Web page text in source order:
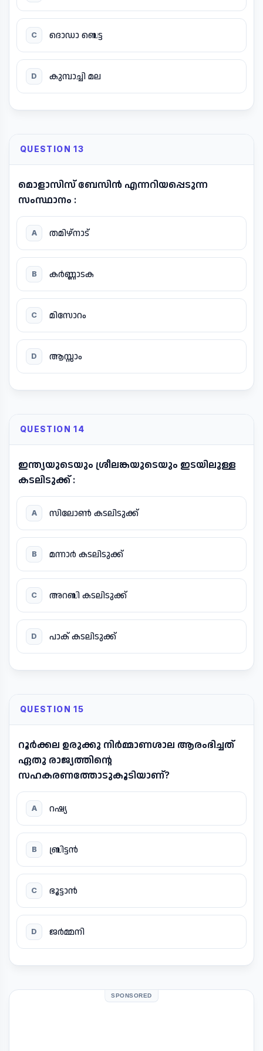
C ദൊഡാ ബെട്ട
D കുമ്പാച്ചി മല
QUESTION 13
മൊളാസിസ് ബേസിൻ എന്നറിയപ്പെടുന്ന
സംസ്ഥാനം :
A തമിഴ്നാട്
B കർണ്ണാടക
C മിസോറം
D ആസ്സാം
QUESTION 14
ഇന്ത്യയുടെയും ശ്രീലങ്കയുടെയും ഇടയിലുള്ള
കടലിടുക്ക് :
A സിലോൺ കടലിടുക്ക്
B മന്നാർ കടലിടുക്ക്
C അറബി കടലിടുക്ക്
D പാക് കടലിടുക്ക്
QUESTION 15
റൂർക്കല ഉരുക്കു നിർമ്മാണശാല ആരംഭിച്ചത്
ഏതു രാജ്യത്തിന്റെ
സഹകരണത്തോടുകൂടിയാണ്?
A റഷ്യ
B ബ്രിട്ടൻ
C ഭൂട്ടാൻ
D ജർമ്മനി
SPONSORED